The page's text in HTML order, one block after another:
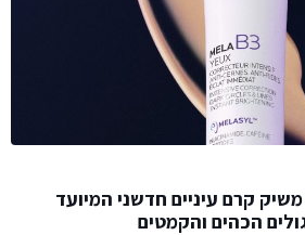
קרם עיניים חדשני המיועד
הכהים והקמטים